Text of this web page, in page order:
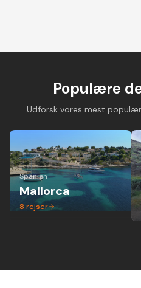
Populære
Udforsk vores mest
Spanien
Mallorca
8 rejser